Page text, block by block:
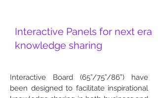
Interactive Panels for next era
knowledge sharing
Interactive Board (65”/75”/86”) have
been designed to facilitate inspirational